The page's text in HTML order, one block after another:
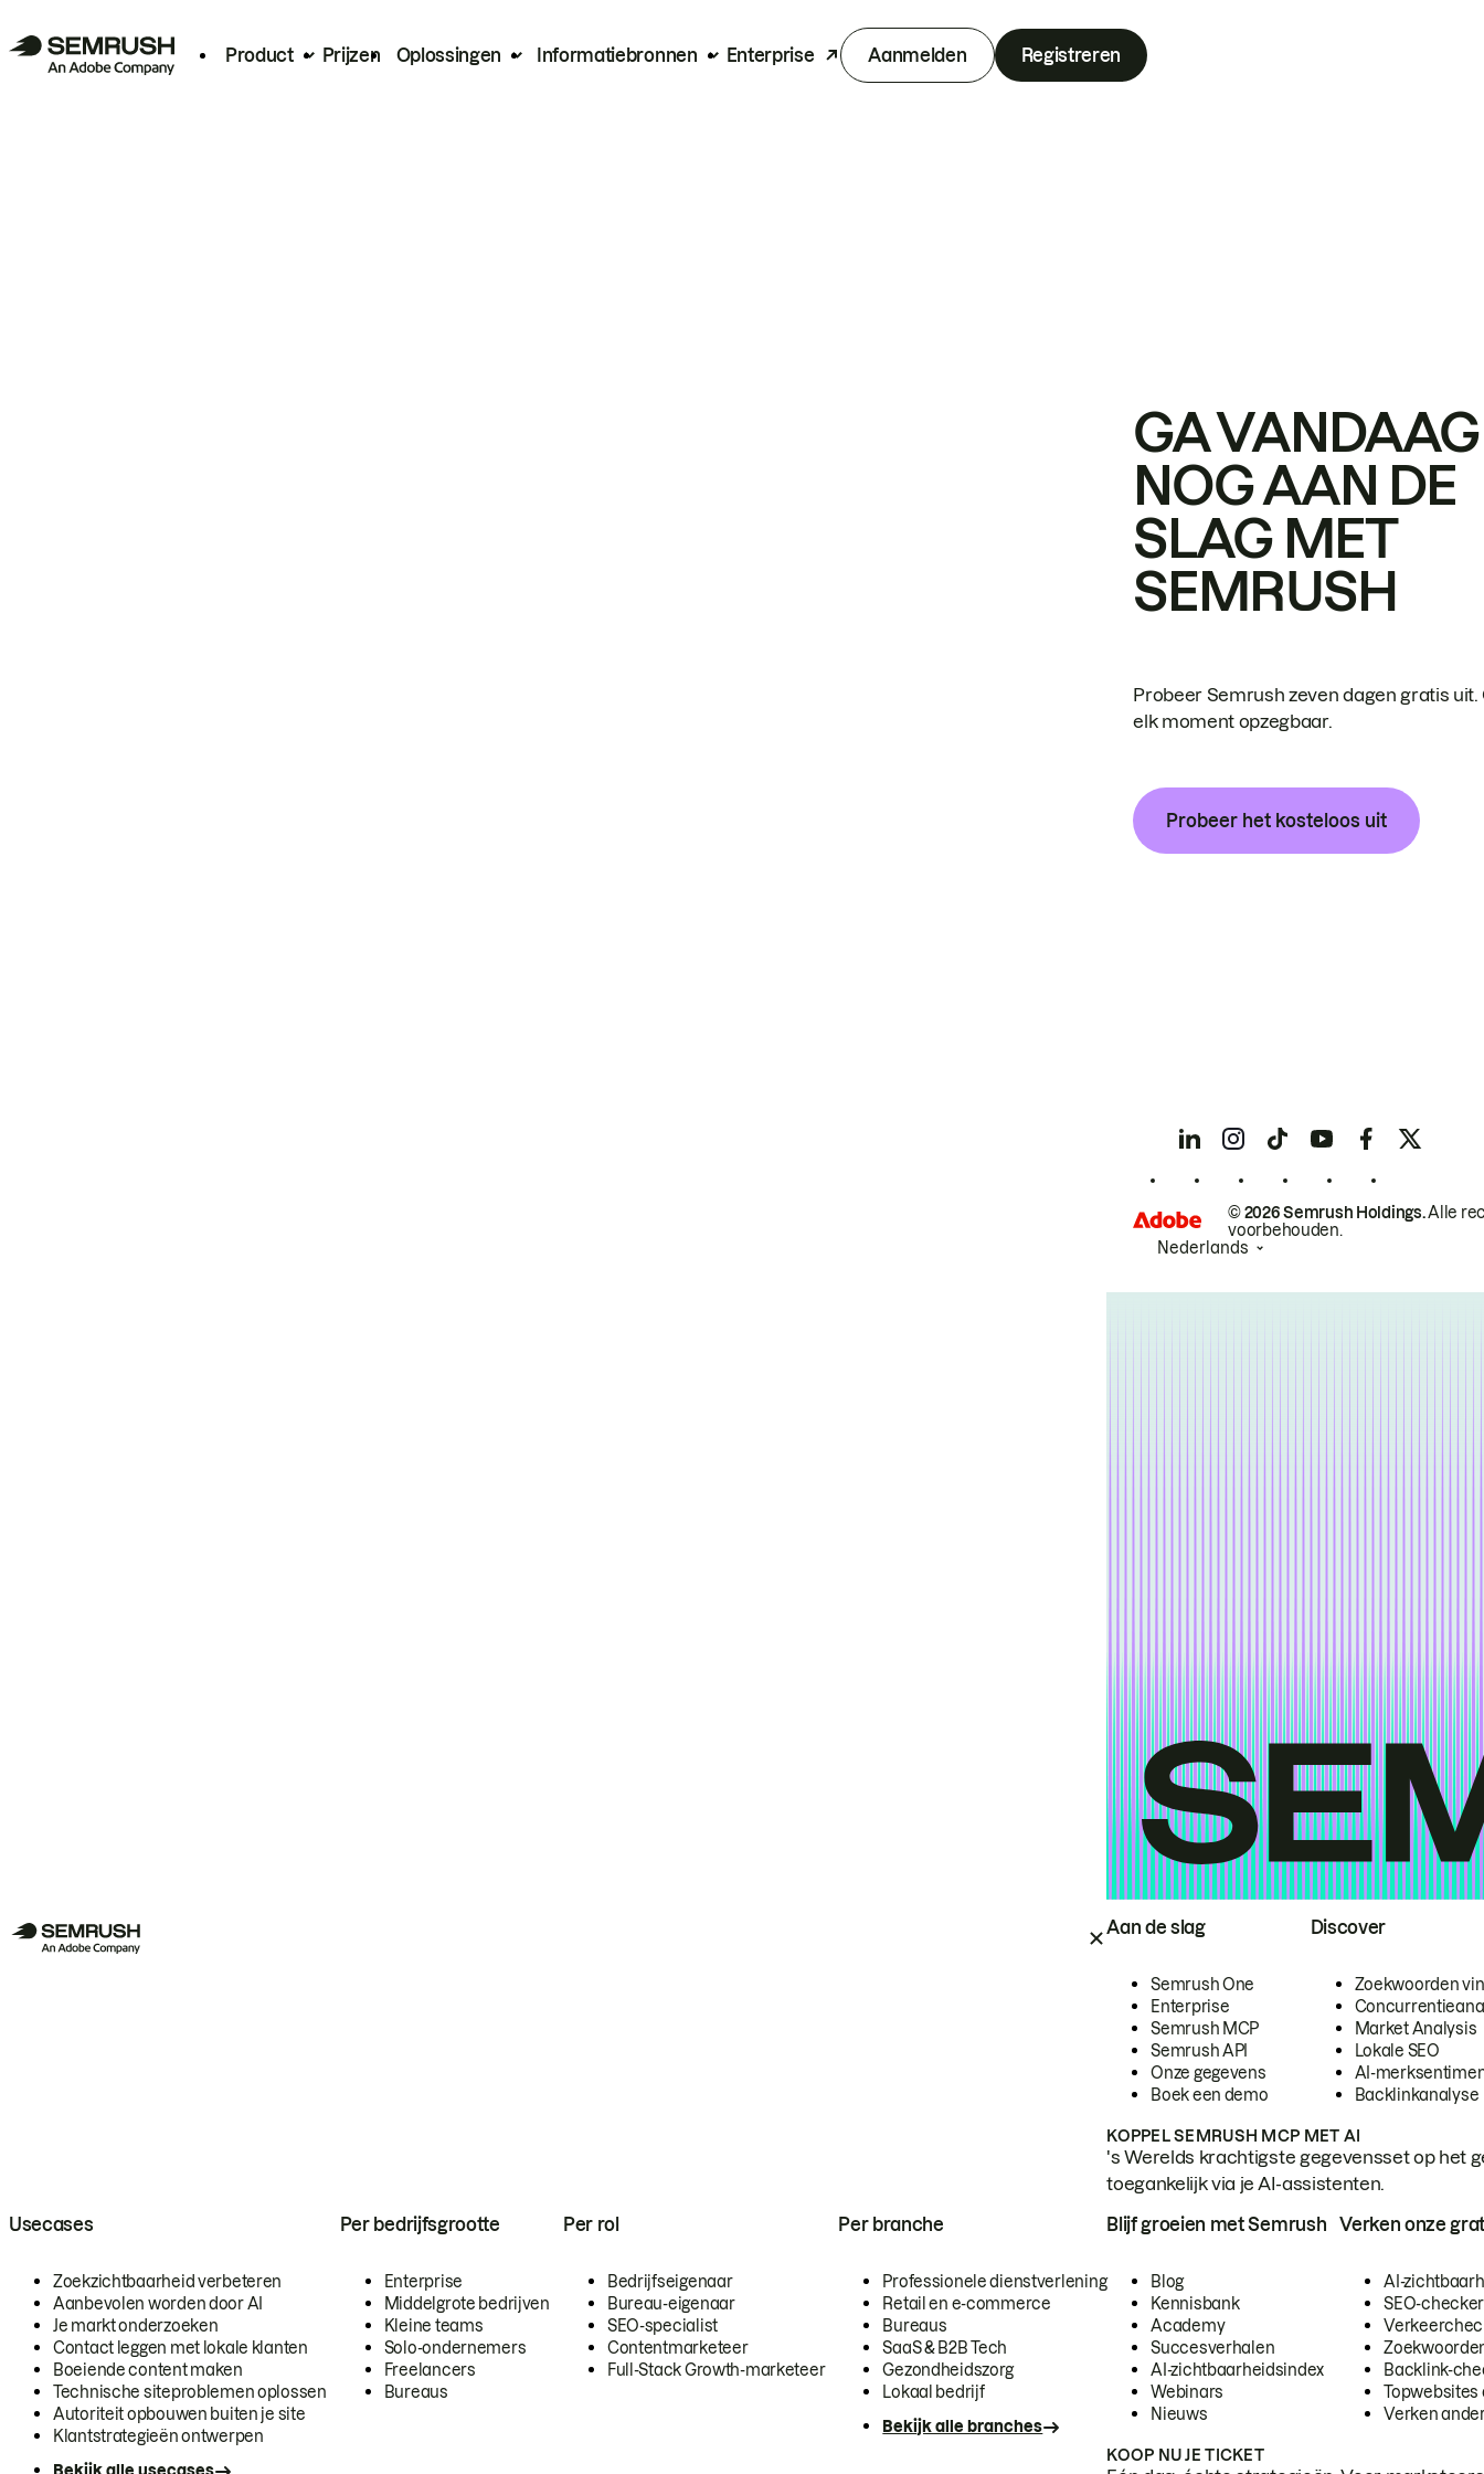
Product Prijzen Oplossingen Informatiebronnen Enterprise Aanmelden Registreren
Aan de slag
Semrush One
Enterprise
Semrush MCP
Semrush API
Onze gegevens
Boek een demo
Discover
Zoekwoorden
Market Analysis
Lokale SEO
AI-
Backlinkanalyse
KOPPEL SEMRUSH MCP MET AI
's Werelds krachtigste gegevensset op het
toegankelijk via je AI-assistenten.
Usecases
Zoekzichtbaarheid verbeteren
Aanbevolen worden door AI
Je markt onderzoeken
Contact leggen met lokale klanten
Boeiende content maken
Technische siteproblemen oplossen
Autoriteit opbouwen buiten je site
Klantstrategieën ontwerpen
Per bedrijfsgrootte
Enterprise
Middelgrote bedrijven
Kleine teams
Solo-ondernemers
Freelancers
Bureaus
Per rol
Bedrijfseigenaar
Bureau-eigenaar
SEO-specialist
Contentmarketeer
Full-Stack Growth-marketeer
Per branche
Professionele dienstverlening
Retail en e-commerce
Bureaus
SaaS & B2B Tech
Gezondheidszorg
Lokaal bedrijf
Bekijk alle branches
Blijf groeien met Semrush
Blog
Kennisbank
Academy
Succesverhalen
AI-zichtbaarheidsindex
Webinars
Nieuws
Verken onze
AI-
SEO-checker
Backlink-
Topwebsites
Verken
KOOP NU JE TICKET
GA VANDAAG
NOG AAN DE
SLAG MET
SEMRUSH
Probeer Semrush zeven dagen gratis uit.
elk moment opzegbaar.
Probeer het kosteloos uit
© 2026 Semrush Holdings.Alle
voorbehouden.
Nederlands